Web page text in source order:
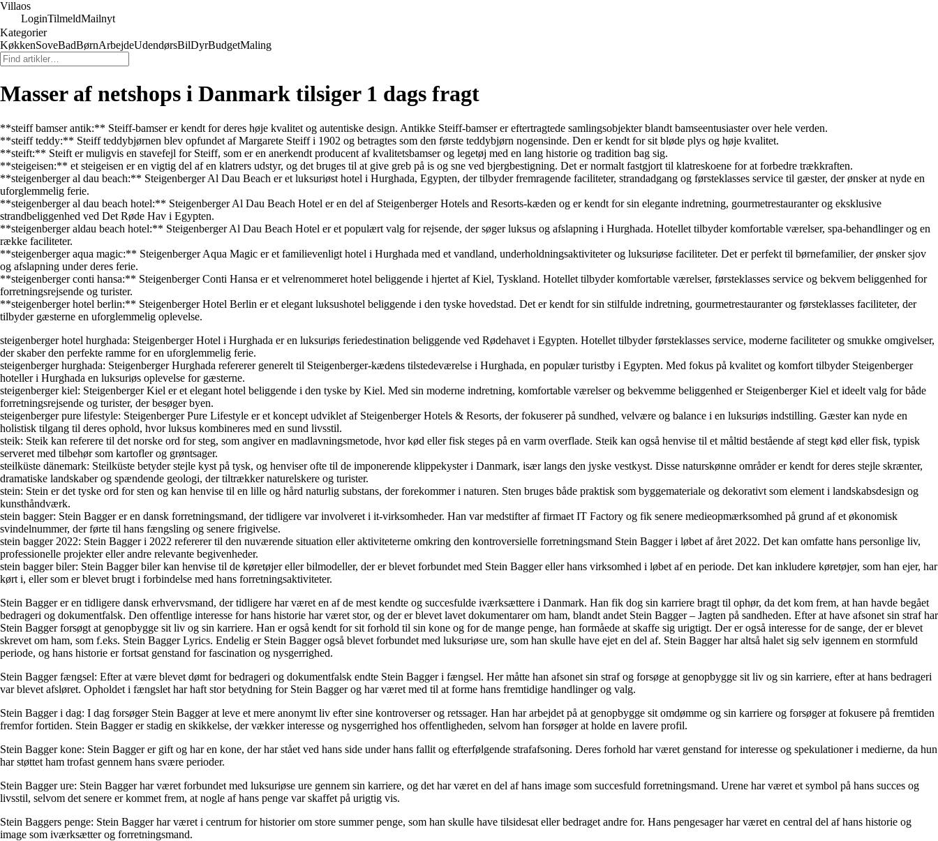
Villaos
LoginTilmeldMailnyt
Kategorier
KøkkenSoveBadBørnArbejdeUdendørsBilDyrBudgetMaling
Masser af netshops i Danmark tilsiger 1 dags fragt
**steiff bamser antik:** Steiff-bamser er kendt for deres høje kvalitet og autentiske design. Antikke Steiff-bamser er eftertragtede samlingsobjekter blandt bamseentusiaster over hele verden.
**steiff teddy:** Steiff teddybjørnen blev opfundet af Margarete Steiff i 1902 og betragtes som den første teddybjørn nogensinde. Den er kendt for sit bløde plys og høje kvalitet.
**steift:** Steift er muligvis en stavefejl for Steiff, som er en anerkendt producent af kvalitetsbamser og legetøj med en lang historie og tradition bag sig.
**steigeisen:** et steigeisen er en vigtig del af en klatrers udstyr, og det bruges til at give greb på is og sne ved bjergbestigning. Det er normalt fastgjort til klatreskoene for at forbedre trækkraften.
**steigenberger al dau beach:** Steigenberger Al Dau Beach er et luksuriøst hotel i Hurghada, Egypten, der tilbyder fremragende faciliteter, strandadgang og førsteklasses service til gæster, der ønsker at nyde en
uforglemmelig ferie.
**steigenberger al dau beach hotel:** Steigenberger Al Dau Beach Hotel er en del af Steigenberger Hotels and Resorts-kæden og er kendt for sin elegante indretning, gourmetrestauranter og eksklusive
strandbeliggenhed ved Det Røde Hav i Egypten.
**steigenberger aldau beach hotel:** Steigenberger Al Dau Beach Hotel er et populært valg for rejsende, der søger luksus og afslapning i Hurghada. Hotellet tilbyder komfortable værelser, spa-behandlinger og en
række faciliteter.
**steigenberger aqua magic:** Steigenberger Aqua Magic er et familievenligt hotel i Hurghada med et vandland, underholdningsaktiviteter og luksuriøse faciliteter. Det er perfekt til børnefamilier, der ønsker sjov
og afslapning under deres ferie.
**steigenberger conti hansa:** Steigenberger Conti Hansa er et velrenommeret hotel beliggende i hjertet af Kiel, Tyskland. Hotellet tilbyder komfortable værelser, førsteklasses service og bekvem beliggenhed for
forretningsrejsende og turister.
**steigenberger hotel berlin:** Steigenberger Hotel Berlin er et elegant luksushotel beliggende i den tyske hovedstad. Det er kendt for sin stilfulde indretning, gourmetrestauranter og førsteklasses faciliteter, der
tilbyder gæsterne en uforglemmelig oplevelse.
steigenberger hotel hurghada: Steigenberger Hotel i Hurghada er en luksuriøs feriedestination beliggende ved Rødehavet i Egypten. Hotellet tilbyder førsteklasses service, moderne faciliteter og smukke omgivelser,
der skaber den perfekte ramme for en uforglemmelig ferie.
steigenberger hurghada: Steigenberger Hurghada refererer generelt til Steigenberger-kædens tilstedeværelse i Hurghada, en populær turistby i Egypten. Med fokus på kvalitet og komfort tilbyder Steigenberger
hoteller i Hurghada en luksuriøs oplevelse for gæsterne.
steigenberger kiel: Steigenberger Kiel er et elegant hotel beliggende i den tyske by Kiel. Med sin moderne indretning, komfortable værelser og bekvemme beliggenhed er Steigenberger Kiel et ideelt valg for både
forretningsrejsende og turister, der besøger byen.
steigenberger pure lifestyle: Steigenberger Pure Lifestyle er et koncept udviklet af Steigenberger Hotels & Resorts, der fokuserer på sundhed, velvære og balance i en luksuriøs indstilling. Gæster kan nyde en
holistisk tilgang til deres ophold, hvor luksus kombineres med en sund livsstil.
steik: Steik kan referere til det norske ord for steg, som angiver en madlavningsmetode, hvor kød eller fisk steges på en varm overflade. Steik kan også henvise til et måltid bestående af stegt kød eller fisk, typisk
serveret med tilbehør som kartofler og grøntsager.
steilküste dänemark: Steilküste betyder stejle kyst på tysk, og henviser ofte til de imponerende klippekyster i Danmark, især langs den jyske vestkyst. Disse naturskønne områder er kendt for deres stejle skrænter,
dramatiske landskaber og spændende geologi, der tiltrækker naturelskere og turister.
stein: Stein er det tyske ord for sten og kan henvise til en lille og hård naturlig substans, der forekommer i naturen. Sten bruges både praktisk som byggemateriale og dekorativt som element i landskabsdesign og
kunsthåndværk.
stein bagger: Stein Bagger er en dansk forretningsmand, der tidligere var involveret i it-virksomheder. Han var medstifter af firmaet IT Factory og fik senere medieopmærksomhed på grund af et økonomisk
svindelnummer, der førte til hans fængsling og senere frigivelse.
stein bagger 2022: Stein Bagger i 2022 refererer til den nuværende situation eller aktiviteterne omkring den kontroversielle forretningsmand Stein Bagger i løbet af året 2022. Det kan omfatte hans personlige liv,
professionelle projekter eller andre relevante begivenheder.
stein bagger biler: Stein Bagger biler kan henvise til de køretøjer eller bilmodeller, der er blevet forbundet med Stein Bagger eller hans virksomhed i løbet af en periode. Det kan inkludere køretøjer, som han ejer, har
kørt i, eller som er blevet brugt i forbindelse med hans forretningsaktiviteter.
Stein Bagger er en tidligere dansk erhvervsmand, der tidligere har været en af de mest kendte og succesfulde iværksættere i Danmark. Han fik dog sin karriere bragt til ophør, da det kom frem, at han havde begået
bedrageri og dokumentfalsk. Den offentlige interesse for hans historie har været stor, og der er blevet lavet dokumentarer om ham, blandt andet Stein Bagger – Jagten på sandheden. Efter at have afsonet sin straf har
Stein Bagger forsøgt at genopbygge sit liv og sin karriere. Han er også kendt for sit forhold til sin kone og for de mange penge, han formåede at skaffe sig urigtigt. Der er også interesse for de sange, der er blevet
skrevet om ham, som f.eks. Stein Bagger Lyrics. Endelig er Stein Bagger også blevet forbundet med luksuriøse ure, som han skulle have ejet en del af. Stein Bagger har altså halet sig selv igennem en stormfuld
periode, og hans historie er fortsat genstand for fascination og nysgerrighed.
Stein Bagger fængsel: Efter at være blevet dømt for bedrageri og dokumentfalsk endte Stein Bagger i fængsel. Her måtte han afsonet sin straf og forsøge at genopbygge sit liv og sin karriere, efter at hans bedrageri
var blevet afsløret. Opholdet i fængslet har haft stor betydning for Stein Bagger og har været med til at forme hans fremtidige handlinger og valg.
Stein Bagger i dag: I dag forsøger Stein Bagger at leve et mere anonymt liv efter sine kontroverser og retssager. Han har arbejdet på at genopbygge sit omdømme og sin karriere og forsøger at fokusere på fremtiden
fremfor fortiden. Stein Bagger er stadig en skikkelse, der vækker interesse og nysgerrighed hos offentligheden, selvom han forsøger at holde en lavere profil.
Stein Bagger kone: Stein Bagger er gift og har en kone, der har stået ved hans side under hans fallit og efterfølgende strafafsoning. Deres forhold har været genstand for interesse og spekulationer i medierne, da hun
har støttet ham trofast gennem hans svære perioder.
Stein Bagger ure: Stein Bagger har været forbundet med luksuriøse ure gennem sin karriere, og det har været en del af hans image som succesfuld forretningsmand. Urene har været et symbol på hans succes og
livsstil, selvom det senere er kommet frem, at nogle af hans penge var skaffet på urigtig vis.
Stein Baggers penge: Stein Bagger har været i centrum for historier om store summer penge, som han skulle have tilsidesat eller bedraget andre for. Hans pengesager har været en central del af hans historie og
image som iværksætter og forretningsmand.